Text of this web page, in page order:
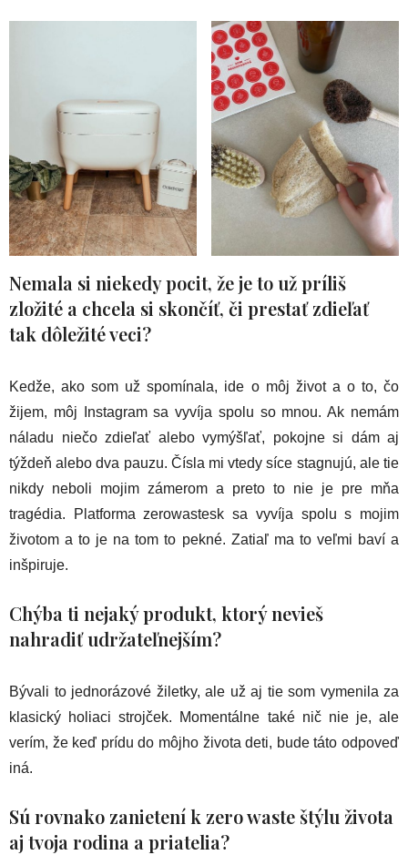
Nemala si niekedy pocit, že je to už príliš
zložité a chcela si skončíť, či prestať zdieľať
tak dôležité veci?
Kedže, ako som už spomínala, ide o môj život a o to, čo
žijem, môj Instagram sa vyvíja spolu so mnou. Ak nemám
náladu niečo zdieľať alebo vymýšľať, pokojne si dám aj
týždeň alebo dva pauzu. Čísla mi vtedy síce stagnujú, ale tie
nikdy neboli mojim zámerom a preto to nie je pre mňa
tragédia. Platforma zerowastesk sa vyvíja spolu s mojim
životom a to je na tom to pekné. Zatiaľ ma to veľmi baví a
inšpiruje.
Chýba ti nejaký produkt, ktorý nevieš
nahradiť udržateľnejším?
Bývali to jednorázové žiletky, ale už aj tie som vymenila za
klasický holiaci strojček. Momentálne také nič nie je, ale
verím, že keď prídu do môjho života deti, bude táto odpoveď
iná.
Sú rovnako zanietení k zero waste štýlu života
aj tvoja rodina a priatelia?